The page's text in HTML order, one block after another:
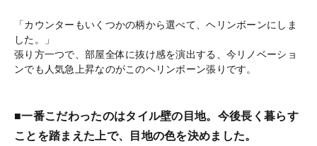
「カウンターもいくつかの柄から選べて、ヘリンボーンにしま
した。」
張り方一つで、部屋全体に抜け感を演出する、今リノベーショ
ンでも人気急上昇なのがこのヘリンボーン張りです。
■一番こだわったのはタイル壁の目地。今後長く暮らす
ことを踏まえた上で、目地の色を決めました。